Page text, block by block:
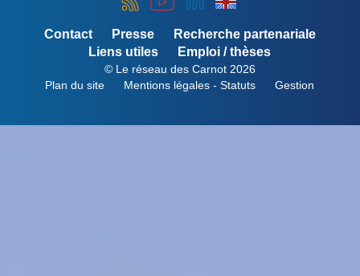
Contact Presse
Recherche partenariale
Liens utiles
Emploi / thèses
© Le réseau des Carnot 2026
Menu
Plan du site Mentions légales - Statuts Gestion